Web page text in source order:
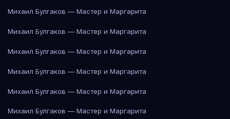
Михаил Булгаков — Мастер и Маргарита
Михаил Булгаков — Мастер и Маргарита
Михаил Булгаков — Мастер и Маргарита
Михаил Булгаков — Мастер и Маргарита
Михаил Булгаков — Мастер и Маргарита
Михаил Булгаков — Мастер и Маргарита